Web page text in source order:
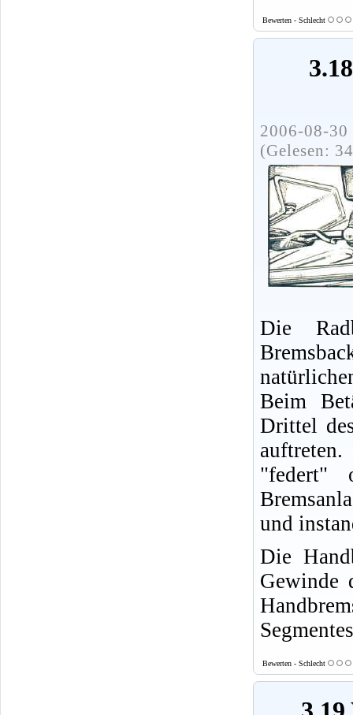
Bewerten - Schlecht
2006-08-
(Gelesen:
Die
Beim
Drittel
"federt"
und
Die
Gewinde
Bewerten - Schlecht